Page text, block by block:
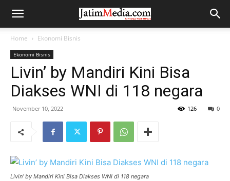
Home Ekonomi Bisnis
Ekonomi Bisnis
Livin’ by Mandiri Kini Bisa
Diakses WNI di 118 negara
November 10, 2022 0
126
Livin’ by Mandiri Kini Bisa Diakses WNI di 118 negara